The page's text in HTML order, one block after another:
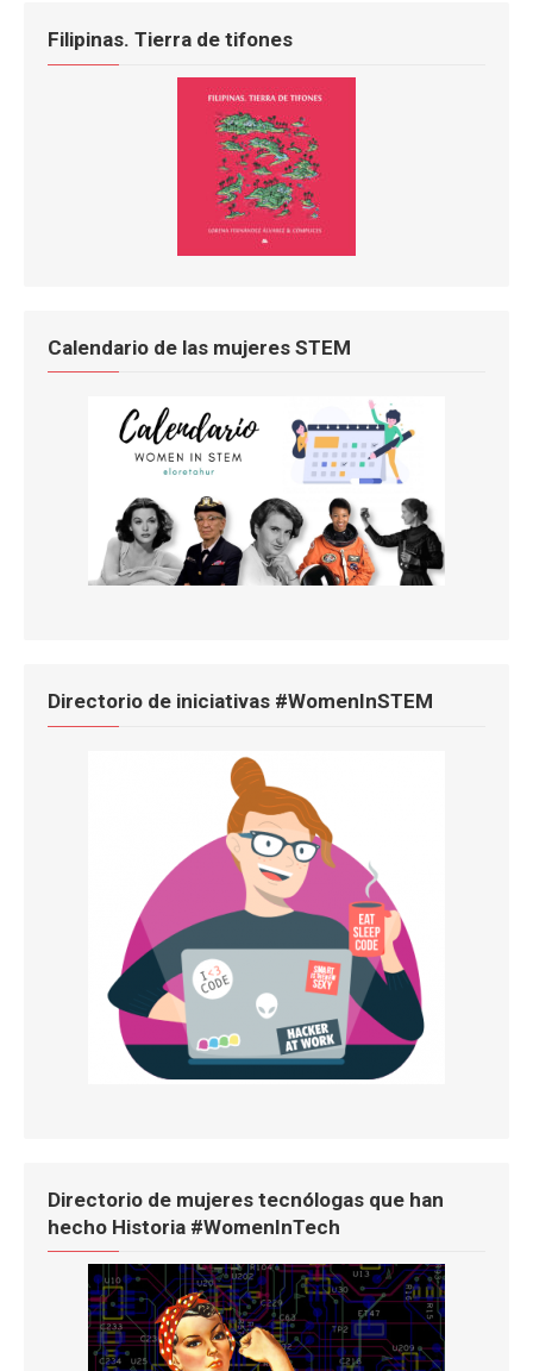
Filipinas. Tierra de tifones
Calendario de las mujeres STEM
Directorio de iniciativas #WomenInSTEM
Directorio de mujeres tecnólogas que han
hecho Historia #WomenInTech